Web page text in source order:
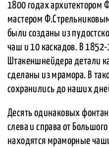
1800 годах архитектором
мастером
были созданы из
чаш и 10 каскадов. В
Штакеншнейдера детали
сделаны из мрамора. В
сохранились до наших
Десять одинаковых
слева и справа от
находятся мраморные